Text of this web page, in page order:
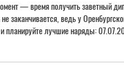
— время получить заветный
ведь у
планируйте лучшие наряды: